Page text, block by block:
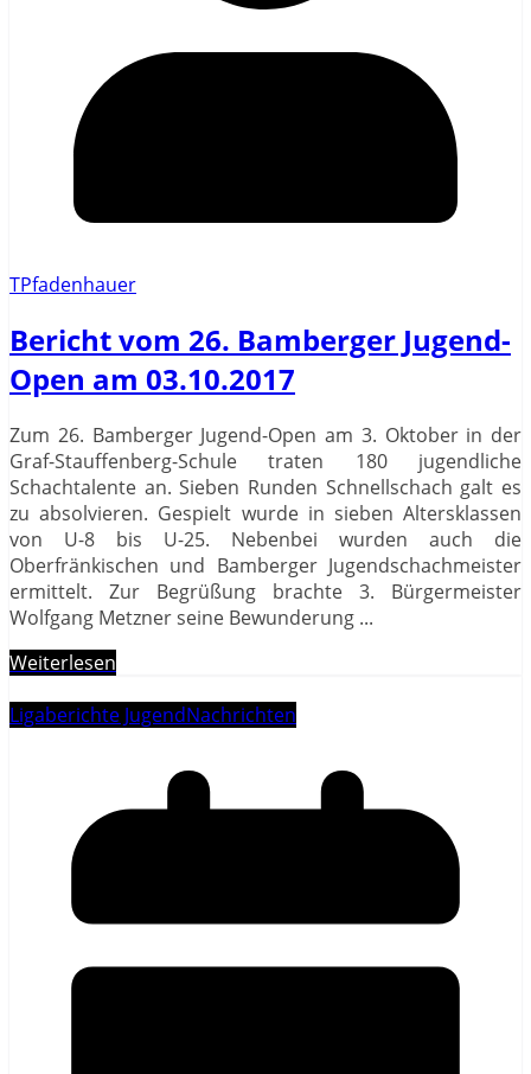
TPfadenhauer
Bericht vom 26. Bamberger Jugend-
Open am 03.10.2017
Zum 26. Bamberger Jugend-Open am 3. Oktober in der
Graf-Stauffenberg-Schule traten 180 jugendliche
Schachtalente an. Sieben Runden Schnellschach galt es
zu absolvieren. Gespielt wurde in sieben Altersklassen
von U-8 bis U-25. Nebenbei wurden auch die
Oberfränkischen und Bamberger Jugendschachmeister
ermittelt. Zur Begrüßung brachte 3. Bürgermeister
Wolfgang Metzner seine Bewunderung ...
Weiterlesen
Ligaberichte JugendNachrichten